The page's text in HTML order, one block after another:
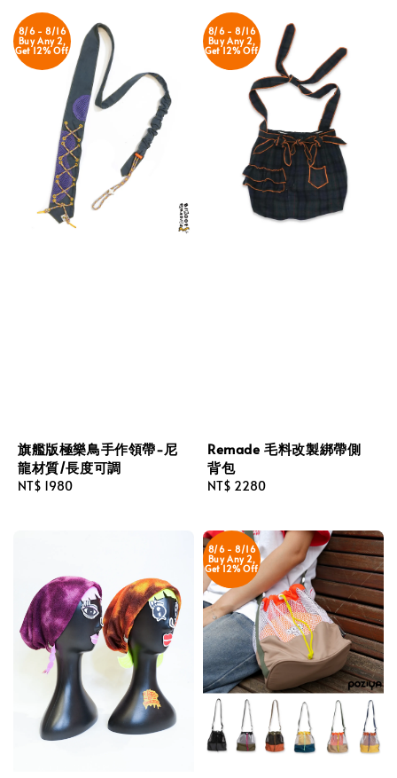
8/6 - 8/16
Buy Any 2,
Get 12% Off
旗艦版極樂鳥手作領帶-尼
龍材質/長度可調
Regular
NT$ 1980
8/6 - 8/16
Buy Any 2,
Get 12% Off
Remade 毛料改製綁帶側
背包
Regular
NT$ 2280
8/6 - 8/16
Buy Any 2,
Get 12% Off